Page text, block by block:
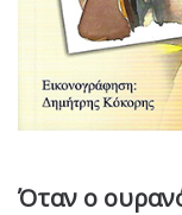
Όταν ο